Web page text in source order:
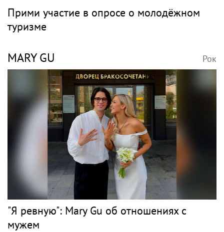
Прими участие в опросе о молодёжном
туризме
MARY GU Рок
"Я ревную": Mary Gu об отношениях с
мужем